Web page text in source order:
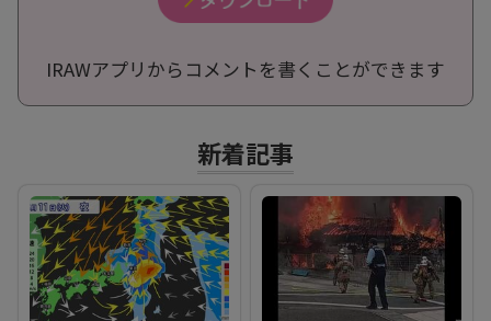
IRAWアプリからコメントを書くことができます
新着記事